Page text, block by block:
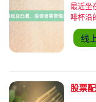
最近坐
啡杯沿
三波
嘟囔
里的
像极了
在某个
线